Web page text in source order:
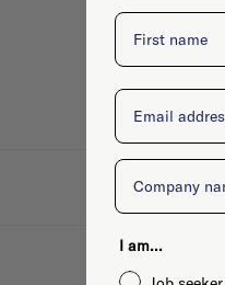
First name
Email
Company
I am...